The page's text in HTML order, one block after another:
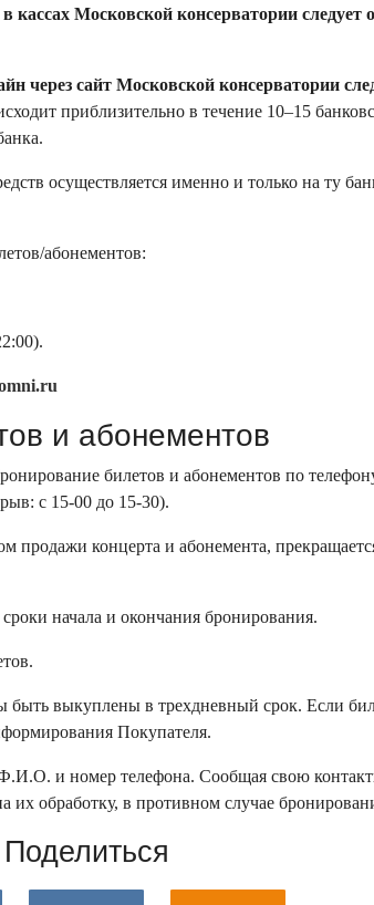
кассах Московской консерватории следует
через сайт Московской консерватории
приблизительно в течение 10–15
осуществляется именно и только на ту
абонементов:
и абонементов
билетов и абонементов по
с 15-00 до 15-30).
продажи концерта и абонемента,
начала и окончания бронирования.
выкуплены в трехдневный срок. Если
Покупателя.
и номер телефона. Сообщая свою
их обработку, в противном случае
Поделиться